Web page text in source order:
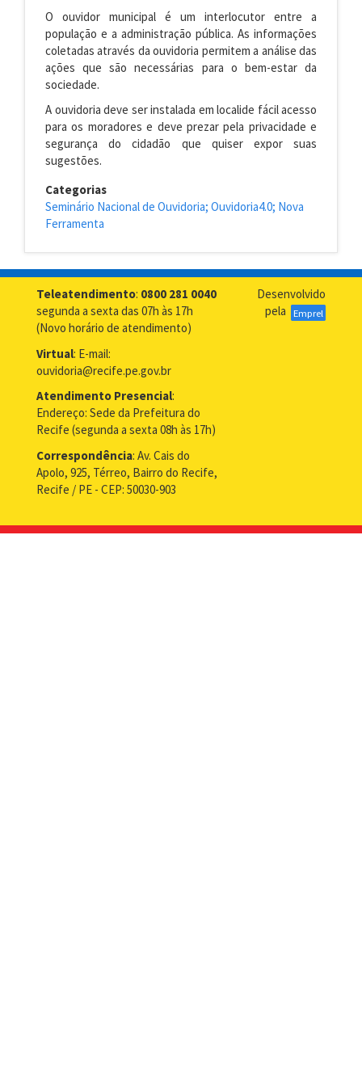
O ouvidor municipal é um interlocutor entre a
população e a administração pública. As informações
coletadas através da ouvidoria permitem a análise das
ações que são necessárias para o bem-estar da
sociedade.
A ouvidoria deve ser instalada em localide fácil acesso
para os moradores e deve prezar pela privacidade e
segurança do cidadão que quiser expor suas
sugestões.
Categorias
Seminário Nacional de Ouvidoria; Ouvidoria4.0; Nova
Ferramenta
Teleatendimento: 0800 281 0040
segunda a sexta das 07h às 17h
(Novo horário de atendimento)
Virtual: E-mail:
ouvidoria@recife.pe.gov.br
Atendimento Presencial:
Endereço: Sede da Prefeitura do
Recife (segunda a sexta 08h às 17h)
Correspondência: Av. Cais do
Apolo, 925, Térreo, Bairro do Recife,
Recife / PE - CEP: 50030-903
Desenvolvido
pela
Emprel